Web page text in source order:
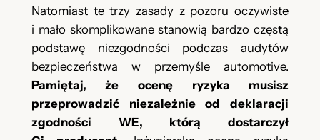
Natomiast te trzy zasady z pozoru oczywiste
i mało skomplikowane stanowią bardzo częstą
podstawę niezgodności podczas audytów
bezpieczeństwa w przemyśle automotive.
Pamiętaj, że ocenę ryzyka musisz
przeprowadzić niezależnie od deklaracji
zgodności WE, którą dostarczył